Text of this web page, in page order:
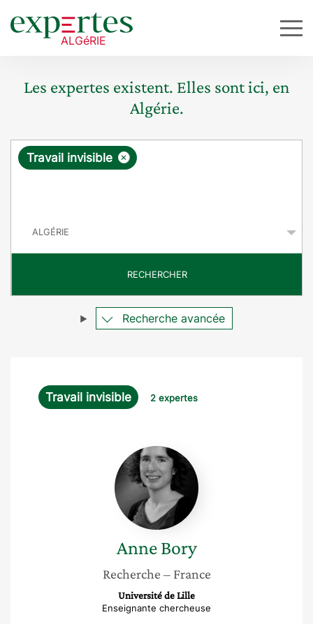
Les expertes existent. Elles sont ici, en
Algérie.
R
ê
e
×
Travail invisible
RECHERCHER
Recherche avancée
Travail invisible 2 expertes
Anne
Bory
Anne Bory
Recherche – France
Université de Lille
Enseignante chercheuse